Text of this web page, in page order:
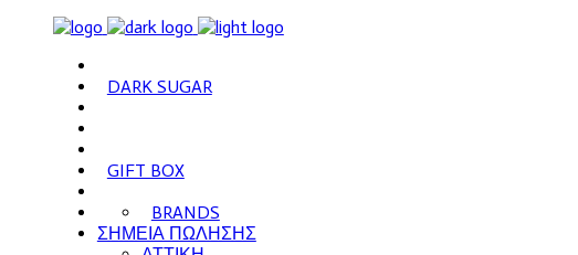
DARK SUGAR
GIFT BOX
BRANDS
ΣΗΜΕΙΑ ΠΩΛΗΣΗΣ